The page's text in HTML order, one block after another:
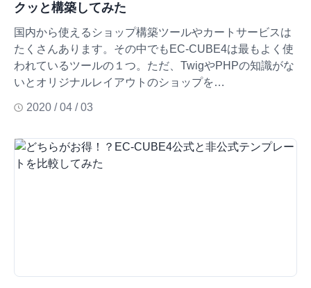
クッと構築してみた
国内から使えるショップ構築ツールやカートサービスは
たくさんあります。その中でもEC-CUBE4は最もよく使
われているツールの１つ。ただ、TwigやPHPの知識がな
いとオリジナルレイアウトのショップを…
2020 / 04 / 03